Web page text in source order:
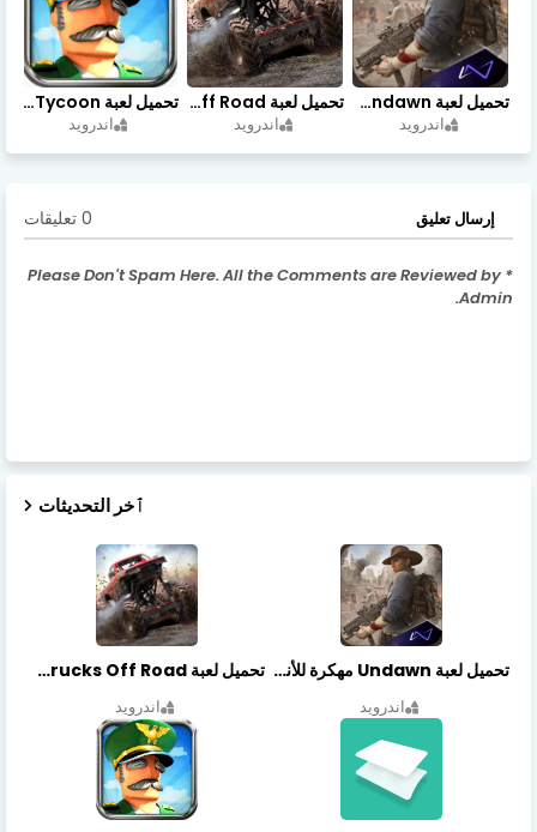
تحميل لعبة Undawn مهكرة للأندرويد أخر إصدار | تحميل مباشر + موارد غير محدودة
اندرويد
تحميل لعبة Trucks Off Road مهكرة اخر اصدار
اندرويد
تحميل لعبة Idle Military SCH Tycoon مهكرة آخر إصدار
اندرويد
إرسال تعليق 0 تعليقات
* Please Don't Spam Here. All the Comments are Reviewed by
Admin.
ٱخر التحديثات
تحميل لعبة Undawn مهكرة للأندرويد أخر إصدار | تحميل مباشر + موارد غير محدودة
اندرويد
تحميل لعبة Trucks Off Road مهكرة اخر اصدار
اندرويد